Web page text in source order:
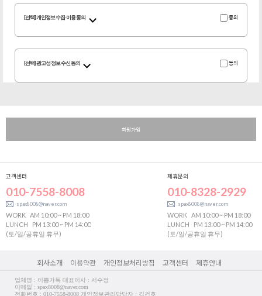
[선택] 개인정보 수집·이용 동의 동의
[선택] 광고성 정보 수신 동의 동의
회원가입
고객센터
010-7558-8008
spax8008@naver.com
WORK AM 10:00 ~ PM 18:00
LUNCH
PM 13:00 ~ PM 14:00
(토/일/공휴일 휴무)
제휴문의
010-8328-2929
spax8008@naver.com
WORK AM 10:00 ~ PM 18:00
LUNCH
PM 13:00 ~ PM 14:00
(토/일/공휴일 휴무)
회사소개 이용약관 개인정보처리방침 고객센터 제휴안내
업체명 : 이쁨가득 대표이사 : 서수정
이메일 : spax8008@naver.com
전화번호 : 010-7558-8008 개인정보관리담당자 : 김건호